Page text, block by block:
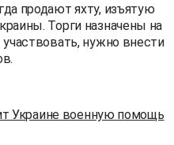
продают яхту, изъятую
Торги назначены на
нужно внести
Украине военную помощь